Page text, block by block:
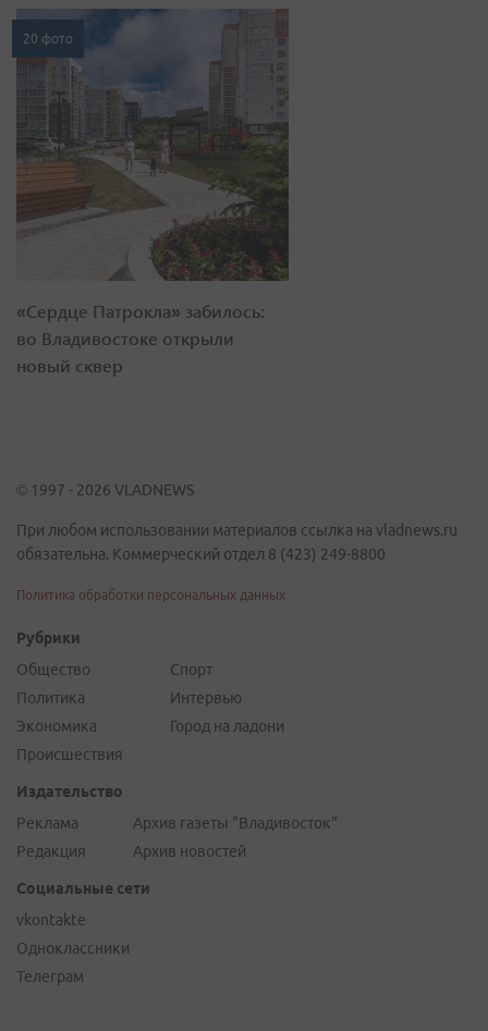
20 фото
«Сердце Патрокла» забилось:
во Владивостоке открыли
новый сквер
© 1997 - 2026 VLADNEWS
При любом использовании материалов ссылка на vladnews.ru
обязательна. Коммерческий отдел 8 (423) 249-8800
Политика обработки персональных данных
Рубрики
Общество
Политика
Экономика
Происшествия
Спорт
Интервью
Город на ладони
Издательство
Реклама
Редакция
Архив газеты "Владивосток"
Архив новостей
Социальные сети
vkontakte
Одноклассники
Телеграм